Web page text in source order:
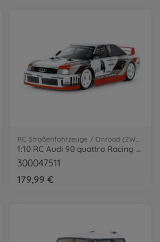
RC Straßenfahrzeuge / Onroad (2WD/4WD)
300047511
179,99 €